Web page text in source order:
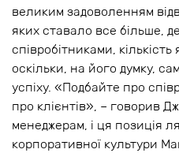
великим задоволенням
яких ставало все більше,
співробітниками,
оскільки, на його думку,
успіху. «Подбайте про
про клієнтів», – говорив
менеджерам, і ця позиція
корпоративної культури